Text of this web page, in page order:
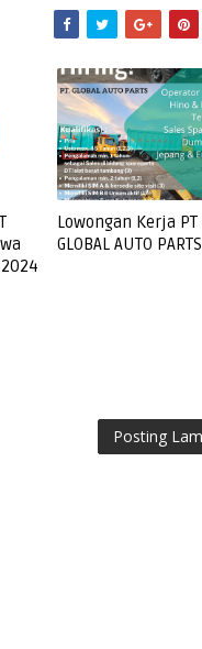
Lowongan Kerja PT
GLOBAL AUTO PARTS
Posting